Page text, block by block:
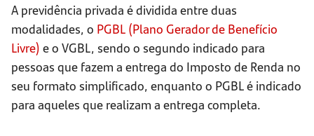
A previdência privada é dividida entre duas
modalidades, o PGBL (Plano Gerador de Benefício
Livre) e o VGBL, sendo o segundo indicado para
pessoas que fazem a entrega do Imposto de Renda no
seu formato simplificado, enquanto o PGBL é indicado
para aqueles que realizam a entrega completa.